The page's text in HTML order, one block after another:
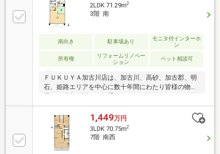
2LDK 71.29m2
3階 南
南向き 駐車場あり
モニタ付インターホ
ン
所有権
リフォームリノベー
ション
ペット相談可
ＦＵＫＵＹＡ加古川店は、加古川、高砂、加古郡、明
石、姫路エリアを中心に数十年間にわたり皆様の物件
秀な人材と優れた物件提案力で、お客様に人生に一度
の不動産の購入を最高の形でお手伝いできるよう、
日々努力しながら営業活動を行っております。【2026
年5月リフォーム済み】キッチン、トイレ、洗面台新
調、畳表替え、襖張替、全室クロス・CF張替全室フロ
ア新調（上張り）、インテリアドア３か所新調、ハウ
1,449万円
3LDK 70.75m2
7階 南西